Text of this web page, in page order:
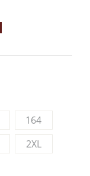
164
2XL